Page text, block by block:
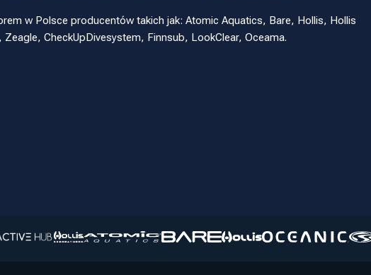
w Polsce producentów takich jak: Atomic Aquatics, Bare, Hollis, Hollis
CheckUpDivesystem, Finnsub, LookClear, Oceama.